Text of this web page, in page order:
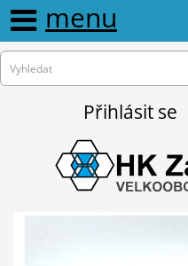
menu
Přihlásit se